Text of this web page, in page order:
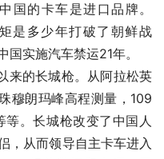
国的卡车是进口品牌。
是多少年打破了朝鲜战
实施汽车禁运21年。
来的长城枪。从阿拉松英
穆朗玛峰高程测量，109
。长城枪改变了中国人
，从而领导自主卡车进入